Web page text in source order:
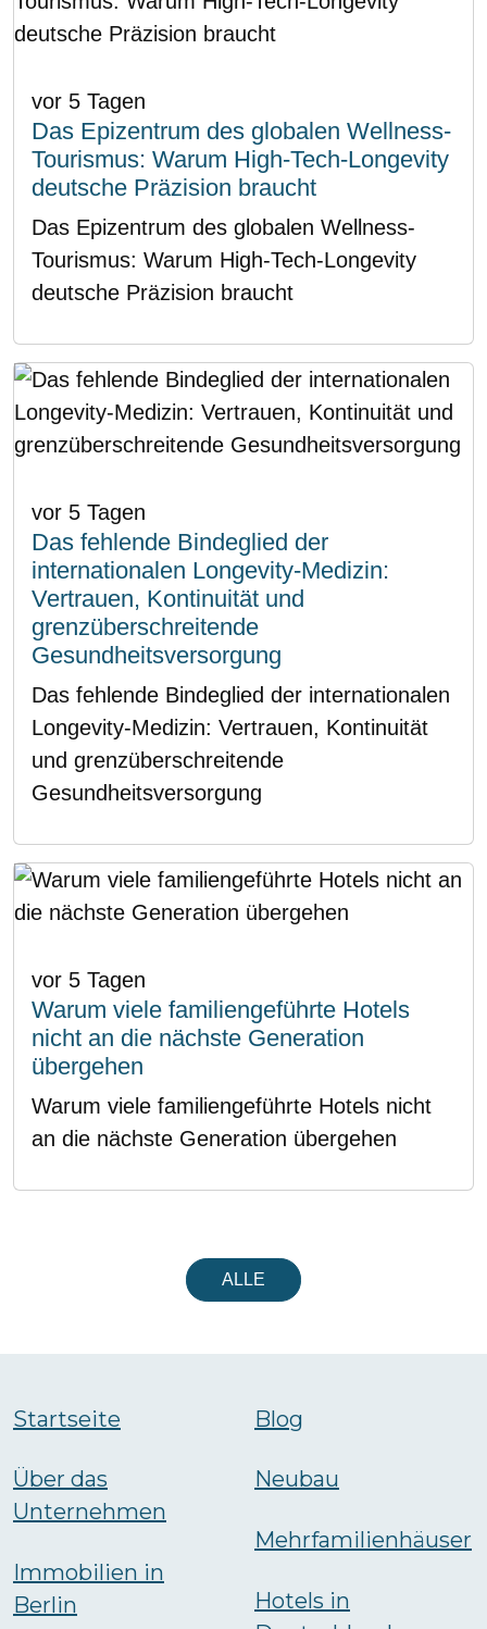
vor 5 Tagen
Das Epizentrum des globalen Wellness-
Tourismus: Warum High-Tech-Longevity
deutsche Präzision braucht
Das Epizentrum des globalen Wellness-
Tourismus: Warum High-Tech-Longevity
deutsche Präzision braucht
vor 5 Tagen
Das fehlende Bindeglied der
internationalen Longevity-Medizin:
Vertrauen, Kontinuität und
grenzüberschreitende
Gesundheitsversorgung
Das fehlende Bindeglied der internationalen
Longevity-Medizin: Vertrauen, Kontinuität
und grenzüberschreitende
Gesundheitsversorgung
vor 5 Tagen
Warum viele familiengeführte Hotels
nicht an die nächste Generation
übergehen
Warum viele familiengeführte Hotels nicht
an die nächste Generation übergehen
ALLE
Startseite
Über das
Unternehmen
Immobilien in
Berlin
Blog
Neubau
Mehrfamilienhäuser
Hotels in